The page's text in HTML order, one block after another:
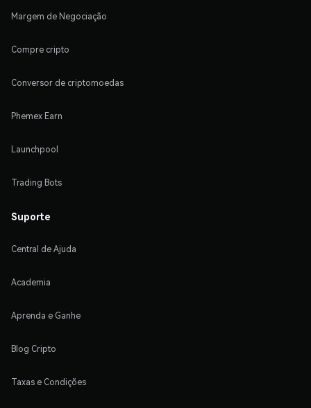
Margem de Negociação
Compre cripto
Conversor de criptomoedas
Phemex Earn
Launchpool
Trading Bots
Suporte
Central de Ajuda
Academia
Aprenda e Ganhe
Blog Cripto
Taxas e Condições